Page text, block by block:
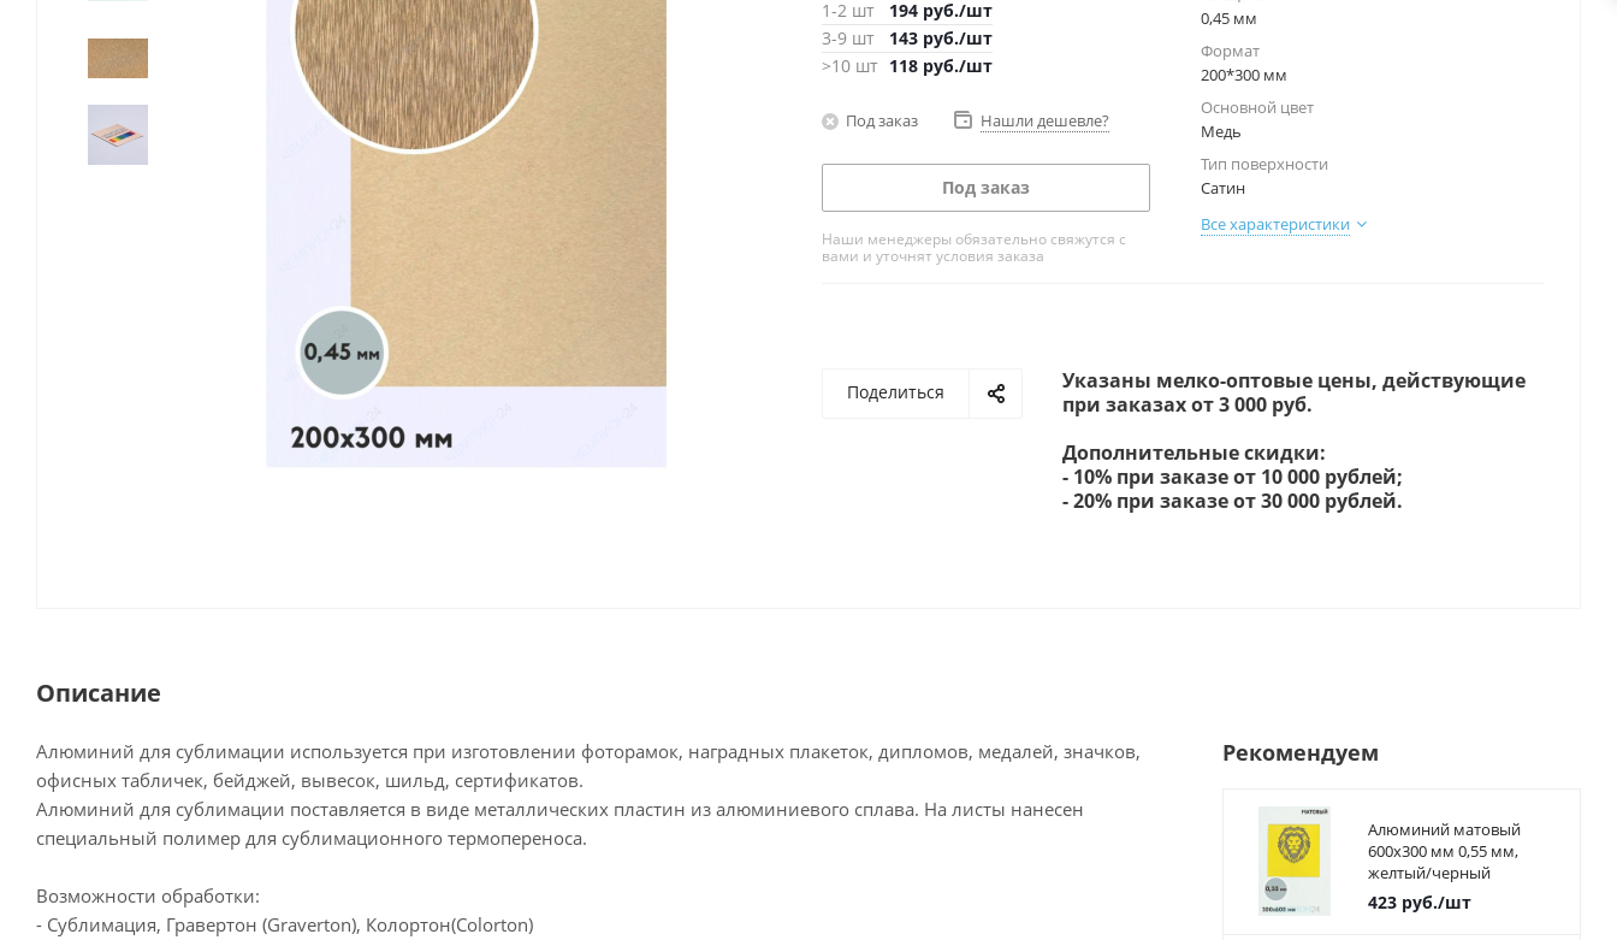
1-2 шт 194 руб./шт
3-9 шт
143 руб./шт
>10 шт 118 руб./шт
Под заказ Нашли дешевле?
Под заказ
Наши менеджеры обязательно свяжутся с
вами и уточнят условия заказа
0,45 мм
Формат
200*300 мм
Основной цвет
Медь
Тип поверхности
Сатин
Все характеристики
Поделиться
Указаны мелко-оптовые цены, действующие
при заказах от 3 000 руб.
Дополнительные скидки:
- 10% при заказе от 10 000 рублей;
- 20% при заказе от 30 000 рублей.
Описание
Алюминий для сублимации используется при изготовлении фоторамок, наградных плакеток, дипломов, медалей, значков,
офисных табличек, бейджей, вывесок, шильд, сертификатов.
Алюминий для сублимации поставляется в виде металлических пластин из алюминиевого сплава. На листы нанесен
специальный полимер для сублимационного термопереноса.
Возможности обработки:
- Сублимация, Гравертон (Graverton), Колортон(Colorton)
Рекомендуем
Алюминий матовый
600х300 мм 0,55 мм,
желтый/черный
423руб./шт